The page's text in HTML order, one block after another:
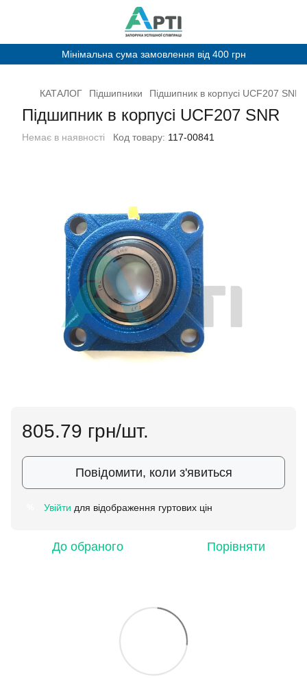
Мінімальна сума замовлення від 400 грн
КАТАЛОГ Підшипники Підшипник в корпусі UCF207 SNR
Підшипник в корпусі UCF207 SNR
Немає в наявності Код товару: 117-00841
805.79 грн/шт.
Повідомити, коли з'явиться
Увійти для відображення гуртових цін
До обраного Порівняти